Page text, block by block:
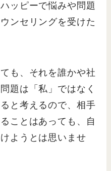
ッピーで悩みや問題
ンセリングを受けた
も、それを誰かや社
題は「私」ではなく
と考えるので、相手
ことはあっても、自
ようとは思いませ